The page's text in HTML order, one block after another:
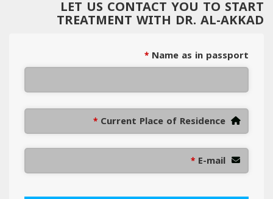
LET US CONTACT YOU TO START
TREATMENT WITH DR. AL-AKKAD
Name as in passport
*
Current Place of Residence
*
E-mail
*